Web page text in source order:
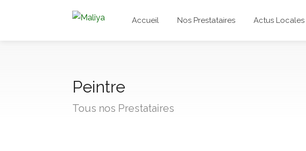
Accueil Nos Prestataires Actus Locales
Peintre
Tous nos Prestataires